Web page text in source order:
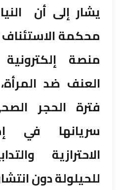
يشار إلى أن
محكمة الاستئناف
منصة
العنف ضد
فترة الحجر
سريانها في
الاحترازية
للحيلولة دون